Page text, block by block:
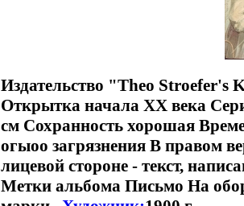
Издательство "Theo
Открытка начала XX века
см Сохранность хорошая
огыоо загрязнения В правом
лицевой стороне - текст,
Метки альбома Письмо На